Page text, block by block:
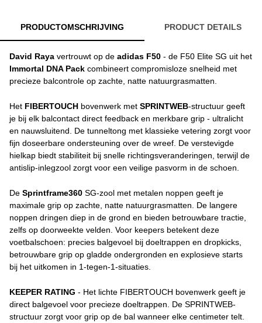
PRODUCTOMSCHRIJVING PRODUCT DETAILS
David Raya vertrouwt op de adidas F50 - de F50 Elite SG uit het
Immortal DNA Pack combineert compromisloze snelheid met
precieze balcontrole op zachte, natte natuurgrasmatten.
Het FIBERTOUCH bovenwerk met SPRINTWEB-structuur geeft
je bij elk balcontact direct feedback en merkbare grip - ultralicht
en nauwsluitend. De tunneltong met klassieke vetering zorgt voor
fijn doseerbare ondersteuning over de wreef. De verstevigde
hielkap biedt stabiliteit bij snelle richtingsveranderingen, terwijl de
antislip-inlegzool zorgt voor een veilige pasvorm in de schoen.
De Sprintframe360 SG-zool met metalen noppen geeft je
maximale grip op zachte, natte natuurgrasmatten. De langere
noppen dringen diep in de grond en bieden betrouwbare tractie,
zelfs op doorweekte velden. Voor keepers betekent deze
voetbalschoen: precies balgevoel bij doeltrappen en dropkicks,
betrouwbare grip op gladde ondergronden en explosieve starts
bij het uitkomen in 1-tegen-1-situaties.
KEEPER RATING - Het lichte FIBERTOUCH bovenwerk geeft je
direct balgevoel voor precieze doeltrappen. De SPRINTWEB-
structuur zorgt voor grip op de bal wanneer elke centimeter telt.